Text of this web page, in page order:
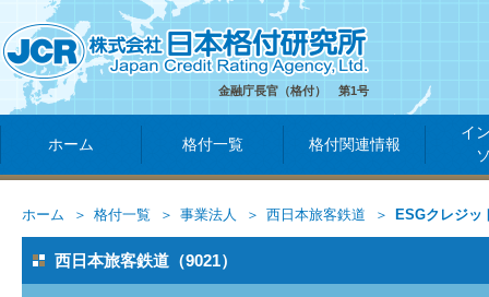
金融庁長官（格付） 第1号
ホーム 格付一覧 格付関連情報
イ
ホーム 格付一覧 事業法人 西日本旅客鉄道 ESGクレジッ
西日本旅客鉄道（9021）